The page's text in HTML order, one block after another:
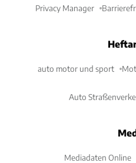
Privacy Manager
auto motor und sport
Auto
Mediadaten Online